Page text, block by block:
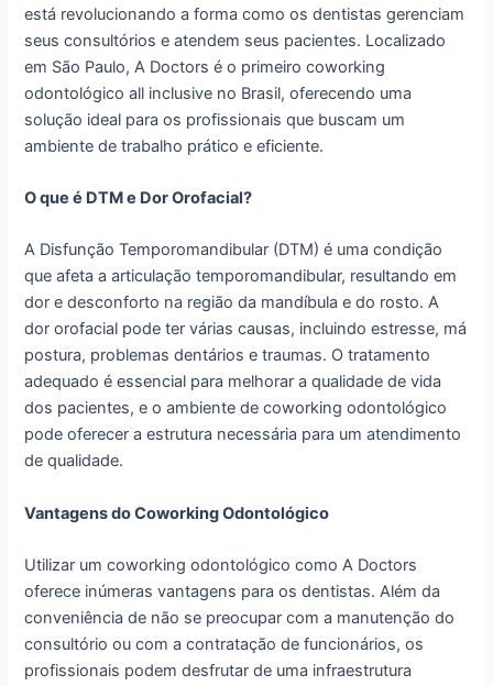
está revolucionando a forma como os dentistas gerenciam
seus consultórios e atendem seus pacientes. Localizado
em São Paulo, A Doctors é o primeiro coworking
odontológico all inclusive no Brasil, oferecendo uma
solução ideal para os profissionais que buscam um
ambiente de trabalho prático e eficiente.
O que é DTM e Dor Orofacial?
A Disfunção Temporomandibular (DTM) é uma condição
que afeta a articulação temporomandibular, resultando em
dor e desconforto na região da mandíbula e do rosto. A
dor orofacial pode ter várias causas, incluindo estresse, má
postura, problemas dentários e traumas. O tratamento
adequado é essencial para melhorar a qualidade de vida
dos pacientes, e o ambiente de coworking odontológico
pode oferecer a estrutura necessária para um atendimento
de qualidade.
Vantagens do Coworking Odontológico
Utilizar um coworking odontológico como A Doctors
oferece inúmeras vantagens para os dentistas. Além da
conveniência de não se preocupar com a manutenção do
consultório ou com a contratação de funcionários, os
profissionais podem desfrutar de uma infraestrutura